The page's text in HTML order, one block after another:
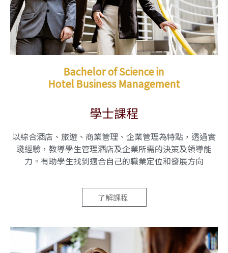
Bachelor of Science in
Hotel Business Management
學士課程
以綜合酒店、旅遊、商業管理、企業管理為特點，透過實
踐經驗，教導學生管理酒店及企業所需的決策及領導能
力。有助學生找到適合自己的職業定位和發展方向
了解課程